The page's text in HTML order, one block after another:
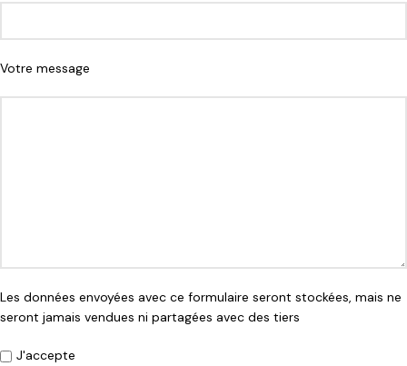
Votre message
Les données envoyées avec ce formulaire seront stockées, mais ne
seront jamais vendues ni partagées avec des tiers
J'accepte